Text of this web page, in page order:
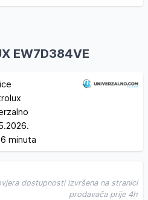
EW7D384VE
minuta
dostupnosti izvršena na stranici
prodavača prije 4h